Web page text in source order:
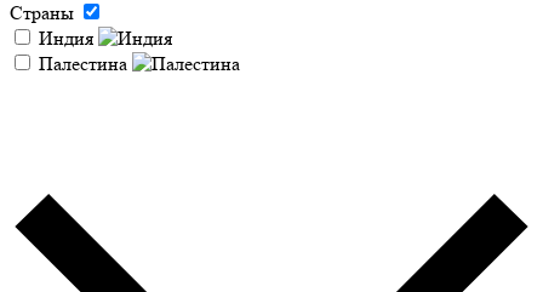
Страны
Индия
Палестина